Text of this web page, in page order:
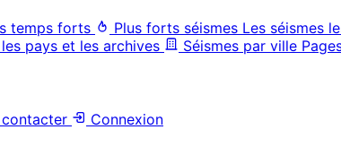
temps forts Plus forts séismes Les séismes
pays et les archives Séismes par ville
Connexion